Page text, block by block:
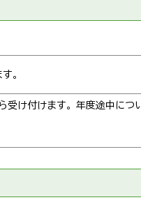
。
受け付けます。年度途中につ